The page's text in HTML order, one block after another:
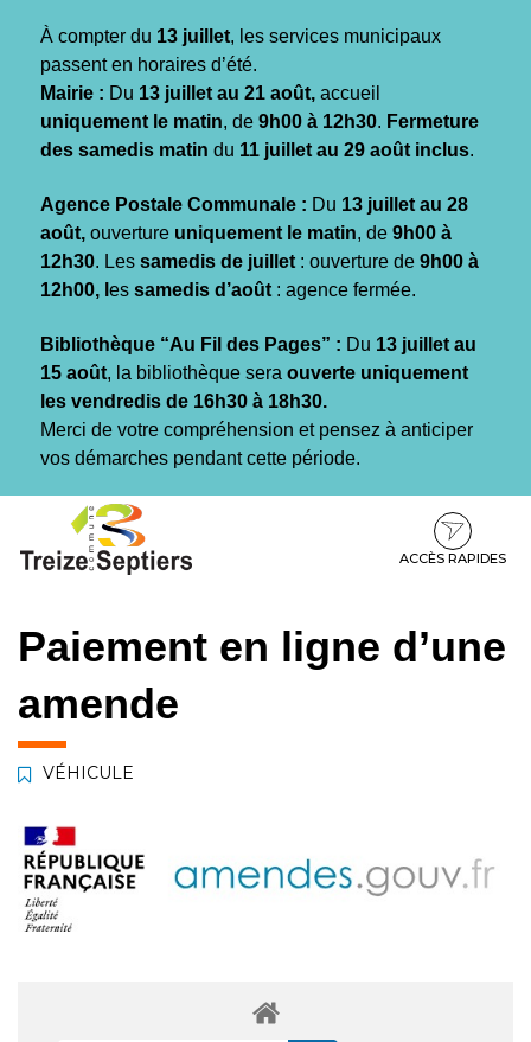
À compter du 13 juillet, les services municipaux
passent en horaires d’été.
Mairie : Du 13 juillet au 21 août, accueil
uniquement le matin, de 9h00 à 12h30. Fermeture
des samedis matin du 11 juillet au 29 août inclus.
Agence Postale Communale : Du 13 juillet au 28
août, ouverture uniquement le matin, de 9h00 à
12h30. Les samedis de juillet : ouverture de 9h00 à
12h00, l es samedis d’août : agence fermée.
Bibliothèque “Au Fil des Pages” : Du 13 juillet au
15 août, la bibliothèque sera ouverte uniquement
les vendredis de 16h30 à 18h30.
Merci de votre compréhension et pensez à anticiper
vos démarches pendant cette période.
contenu
pied
ACCÈS RAPIDES
Paiement en ligne d’une
amende
VÉHICULE